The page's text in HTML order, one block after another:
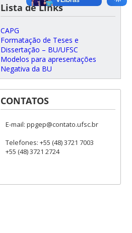
Lista de Links
CAPG
Formatação de Teses e
Dissertação – BU/UFSC
Modelos para apresentações
Negativa da BU
CONTATOS
E-mail: ppgep@contato.ufsc.br
Telefones: +55 (48) 3721 7003
+55 (48) 3721 2724